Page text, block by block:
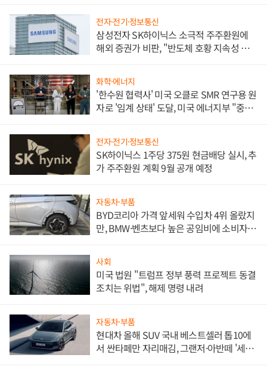
전자·전기·정보통신
삼성전자 SK하이닉스 소극적 주주환원에
해외 증권가 비판, "반도체 호황 지속성 의
화학·에너지
'한수원 협력사' 미국 오클로 SMR 연구용 원
자로 '임계 상태' 도달, 미국 에너지부 "중요
전자·전기·정보통신
SK하이닉스 1주당 375원 현금배당 실시, 추
가 주주환원 계획 9월 공개 예정
자동차·부품
BYD코리아 가격 앞세워 수입차 4위 올랐지
만, BMW·벤츠보다 높은 공임비에 소비자
사회
미국 법원 "트럼프 정부 풍력 프로젝트 동결
조치는 위법", 해제 명령 내려
자동차·부품
현대차 올해 SUV 국내 베스트셀러 톱10에
서 싼타페만 자리매김, 그랜저·아반떼 '세단